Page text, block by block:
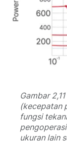
Gambar
(kecepatan
fungsi
ukuran lain